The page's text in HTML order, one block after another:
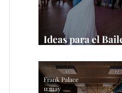
Ideas para el
Frank Palace
11 may